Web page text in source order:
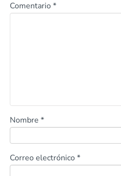
Comentario *
Nombre *
Correo electrónico *